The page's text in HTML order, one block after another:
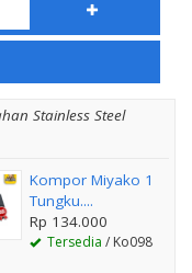
Stainless Steel
Kompor Miyako 1
Tungku....
Rp 134.000
Tersedia / Ko098